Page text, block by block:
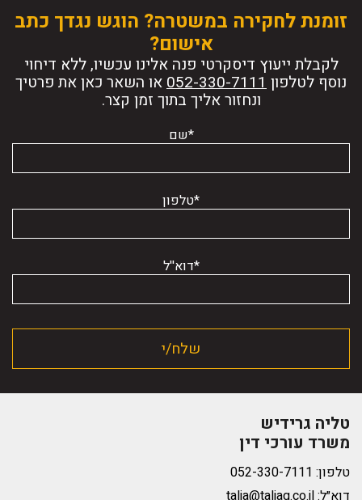
זומנת לחקירה במשטרה? הוגש נגדך כתב
אישום?
לקבלת ייעוץ דיסקרטי פנה אלינו עכשיו, ללא דיחוי
נוסף לטלפון או השאר כאן את פרטיך
ונחזור אליך בתוך זמן קצר.
*שם
*טלפון
*דוא''ל
טליה גרידיש
משרד עורכי דין
טלפון:
דוא״ל:talia@taliag.co.il